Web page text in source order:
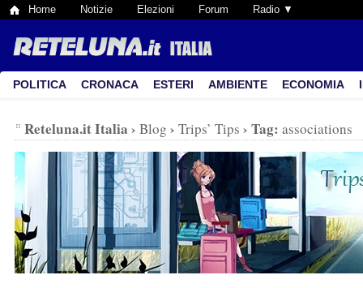
Home Notizie Elezioni Forum Radio ▼
POLITICA CRONACA ESTERI AMBIENTE ECONOMIA
Reteluna.it Italia › Blog › Trips’ Tips › Tag: associations